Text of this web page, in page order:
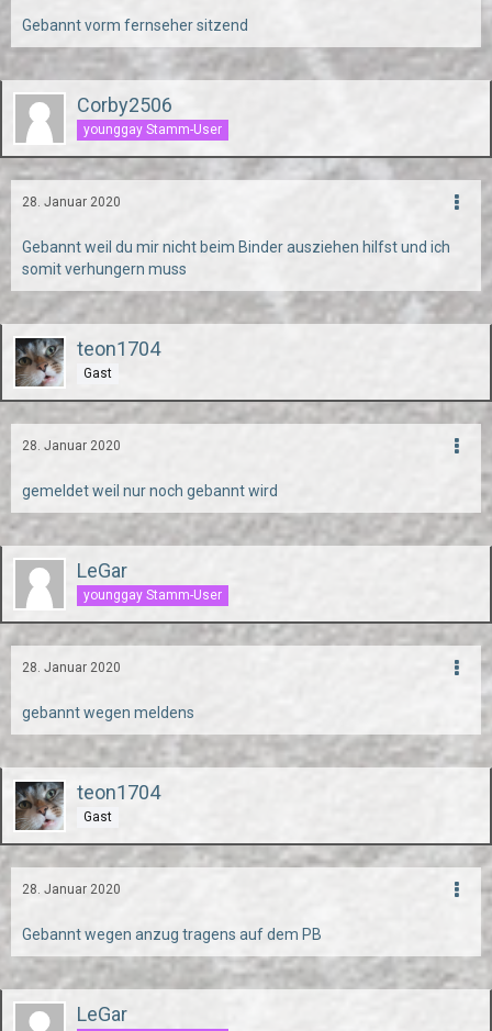
Gebannt vorm fernseher sitzend
Corby2506
younggay Stamm-User
28. Januar 2020
Gebannt weil du mir nicht beim Binder ausziehen hilfst und ich
somit verhungern muss
teon1704
Gast
28. Januar 2020
gemeldet weil nur noch gebannt wird
LeGar
younggay Stamm-User
28. Januar 2020
gebannt wegen meldens
teon1704
Gast
28. Januar 2020
Gebannt wegen anzug tragens auf dem PB
LeGar